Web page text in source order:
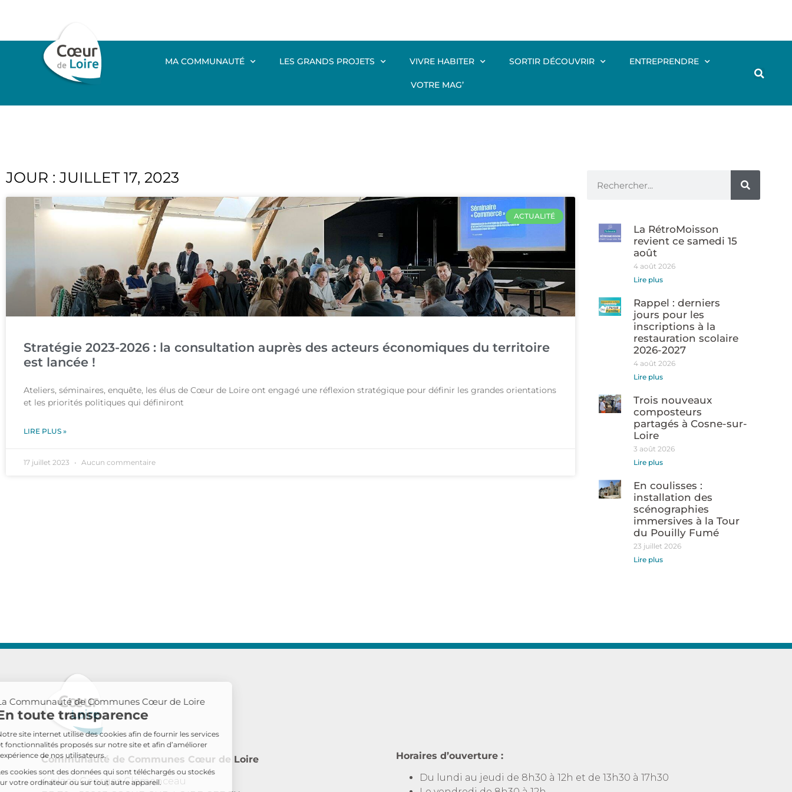
MA COMMUNAUTÉ LES GRANDS PROJETS VIVRE HABITER SORTIR DÉCOUVRIR ENTREPRENDRE
VOTRE MAG’
JOUR : JUILLET 17, 2023
ACTUALITÉ
Stratégie 2023-2026 : la consultation auprès des acteurs économiques du territoire
est lancée !
Ateliers, séminaires, enquête, les élus de Cœur de Loire ont engagé une réflexion stratégique pour définir les grandes orientations
et les priorités politiques qui définiront
LIRE PLUS »
17 juillet 2023 Aucun commentaire
La RétroMoisson
revient ce samedi 15
août
4 août 2026
Lire plus
Rappel : derniers
jours pour les
inscriptions à la
restauration scolaire
2026-2027
4 août 2026
Lire plus
Trois nouveaux
composteurs
partagés à Cosne-sur-
Loire
3 août 2026
Lire plus
En coulisses :
installation des
scénographies
immersives à la Tour
du Pouilly Fumé
23 juillet 2026
Lire plus
Communauté de Communes Cœur de Loire
4 place Georges Clemenceau
Horaires d’ouverture :
Du lundi au jeudi de 8h30 à 12h et de 13h30 à 17h30
La Communauté de Communes Cœur de Loire
En toute transparence
Notre site internet utilise des cookies afin de fournir les services
et fonctionnalités proposés sur notre site et afin d’améliorer
l’expérience de nos utilisateurs.
Les cookies sont des données qui sont téléchargés ou stockés
sur votre ordinateur ou sur tout autre appareil.